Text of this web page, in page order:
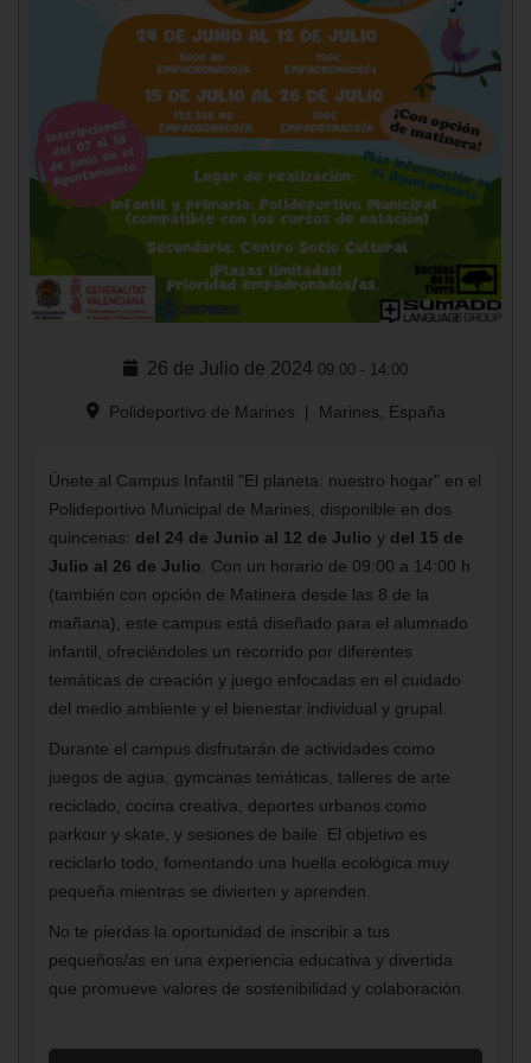
26 de Julio de 2024 09:00 - 14:00
Polideportivo de Marines | Marines, España
Únete al Campus Infantil "El planeta: nuestro hogar" en el
Polideportivo Municipal de Marines, disponible en dos
quincenas: del 24 de Junio al 12 de Julio y del 15 de
Julio al 26 de Julio. Con un horario de 09:00 a 14:00 h
(también con opción de Matinera desde las 8 de la
mañana), este campus está diseñado para el alumnado
infantil, ofreciéndoles un recorrido por diferentes
temáticas de creación y juego enfocadas en el cuidado
del medio ambiente y el bienestar individual y grupal.
Durante el campus disfrutarán de actividades como
juegos de agua, gymcanas temáticas, talleres de arte
reciclado, cocina creativa, deportes urbanos como
parkour y skate, y sesiones de baile. El objetivo es
reciclarlo todo, fomentando una huella ecológica muy
pequeña mientras se divierten y aprenden.
No te pierdas la oportunidad de inscribir a tus
pequeños/as en una experiencia educativa y divertida
que promueve valores de sostenibilidad y colaboración.